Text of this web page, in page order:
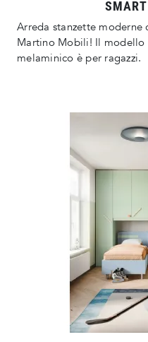
Arreda stanzette moderne
Martino Mobili! Il modello
melaminico è per ragazzi.